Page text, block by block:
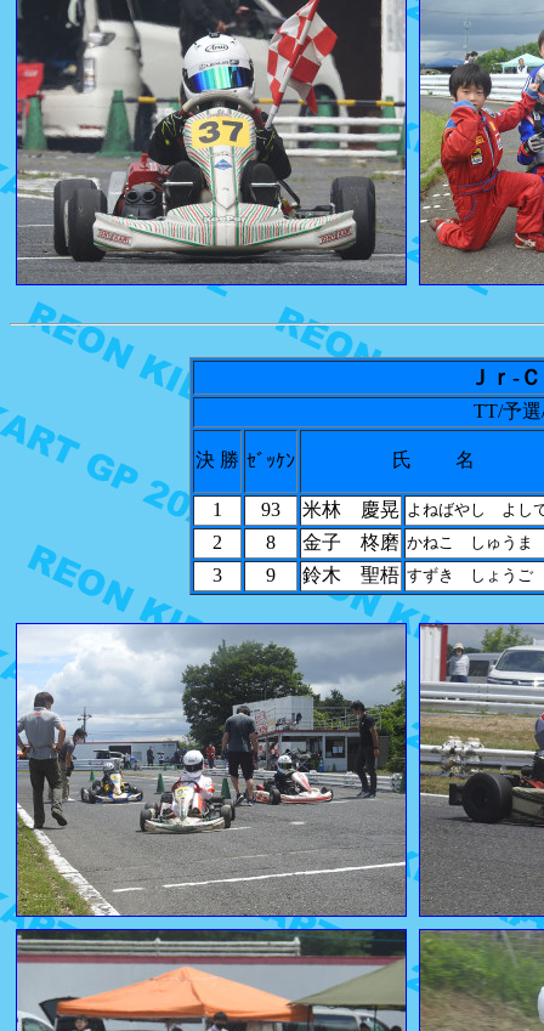
Ｊｒ
TT/予
決 勝 ｾﾞｯｹﾝ 氏 名
1 93 米林 慶晃 よねばやし よし
2 8 金子 柊磨 かねこ しゅうま
3 9 鈴木 聖梧 すずき しょうご